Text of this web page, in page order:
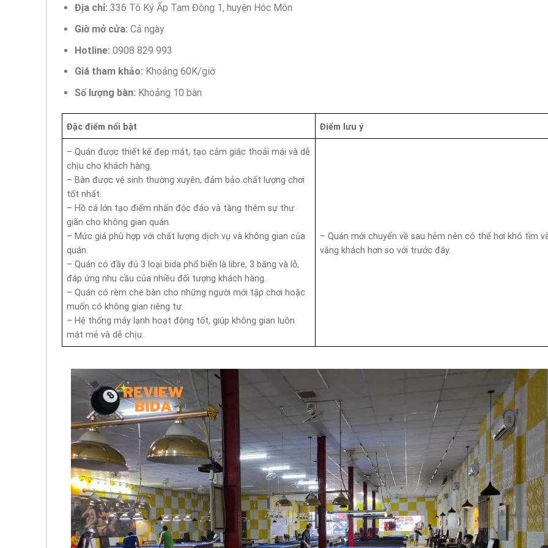
Địa chỉ: 336 Tô Ký Ấp Tam Đông 1, huyện Hóc Môn
Giờ mở cửa: Cả ngày
Hotline: 0908 829 993
Giá tham khảo: Khoảng 60K/giờ
Số lượng bàn: Khoảng 10 bàn
Đặc điểm nổi bật Điểm lưu ý
– Quán được thiết kế đẹp mắt, tạo cảm giác thoải mái và dễ
chịu cho khách hàng.
– Bàn được vệ sinh thường xuyên, đảm bảo chất lượng chơi
tốt nhất.
– Hồ cá lớn tạo điểm nhấn độc đáo và tăng thêm sự thư
giãn cho không gian quán.
– Mức giá phù hợp với chất lượng dịch vụ và không gian của
quán.
– Quán có đầy đủ 3 loại bida phổ biến là libre, 3 băng và lỗ,
đáp ứng nhu cầu của nhiều đối tượng khách hàng.
– Quán có rèm che bàn cho những người mới tập chơi hoặc
muốn có không gian riêng tư.
– Hệ thống máy lạnh hoạt động tốt, giúp không gian luôn
mát mẻ và dễ chịu.
– Quán mới chuyển về sau hẻm nên có thể hơi khó tìm
vắng khách hơn so với trước đây.